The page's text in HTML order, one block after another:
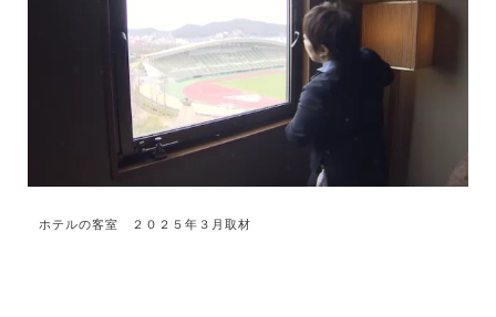
ホテルの客室 ２０２５年３月取材